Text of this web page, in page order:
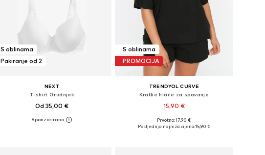
S oblinama
Pakiranje od 2
NEXT
T-shirt Grudnjak
Od 35,00 €
Dostupno u više veličina
S oblinama
PROMOCIJA
TRENDYOL CURVE
Kratke hlače za spavanje
15,90 €
Dostupne veličine: XXL, XXXL, 4XL, 5XL, 6XL
Prvotno: 17,90 €
Posljednja najniža cijena:15,90 €